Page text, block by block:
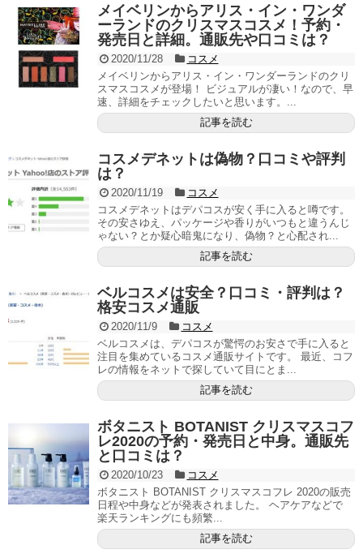
メイベリンからアリス・イン・ワンダ
ーランドのクリスマスコスメ！予約・
発売日と詳細。通販先や口コミは？
2020/11/28
コスメ
メイベリンからアリス・イン・ワンダーランドのクリ
スマスコスメが登場！ ビジュアルが凄い！なので、早
速、詳細をチェックしたいと思います。...
記事を読む
コスメデネットは偽物？口コミや評判
は？
2020/11/19
コスメ
コスメデネットはデパコスが安く手に入ると噂です。
その安さゆえ、パッケージや香りがいつもと違うんじ
ゃない？とか疑心暗鬼になり、偽物？と心配され...
記事を読む
ベルコスメは安全？口コミ・評判は？
格安コスメ通販
2020/11/9
コスメ
ベルコスメは、デパコスが驚愕のお安さで手に入ると
注目を集めているコスメ通販サイトです。 最近、コフ
レの情報をネットで探していて目にとま...
記事を読む
ボタニスト BOTANIST クリスマスコフ
レ2020の予約・発売日と中身。通販先
と口コミは？
2020/10/23
コスメ
ボタニスト BOTANIST クリスマスコフレ 2020の販売
日程や中身などが発表されました。 ヘアケアなどで
楽天ランキングにも頻繁...
記事を読む